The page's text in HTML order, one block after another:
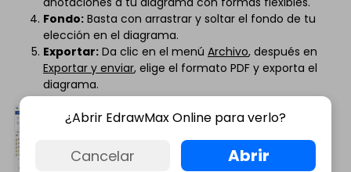
Fondo: Basta con arrastrar y soltar el fondo de tu
elección en el diagrama.
Exportar: Da clic en el menú Archivo, después en
Exportar y enviar, elige el formato PDF y exporta el
diagrama.
¿Abrir EdrawMax Online para verlo?
Cancelar Abrir